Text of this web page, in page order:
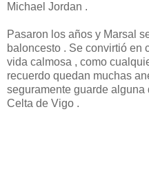
Michael Jordan .
Pasaron los años y Marsal
baloncesto . Se convirtió en
vida calmosa , como
recuerdo quedan muchas
seguramente guarde alguna
Celta de Vigo .